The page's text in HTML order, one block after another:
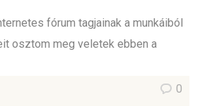
fórum tagjainak a munkáiból
osztom meg veletek ebben a
0